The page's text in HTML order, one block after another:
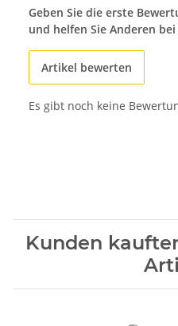
Geben Sie die erste
und helfen Sie Anderen
Artikel bewerten
Es gibt noch keine
Kunden